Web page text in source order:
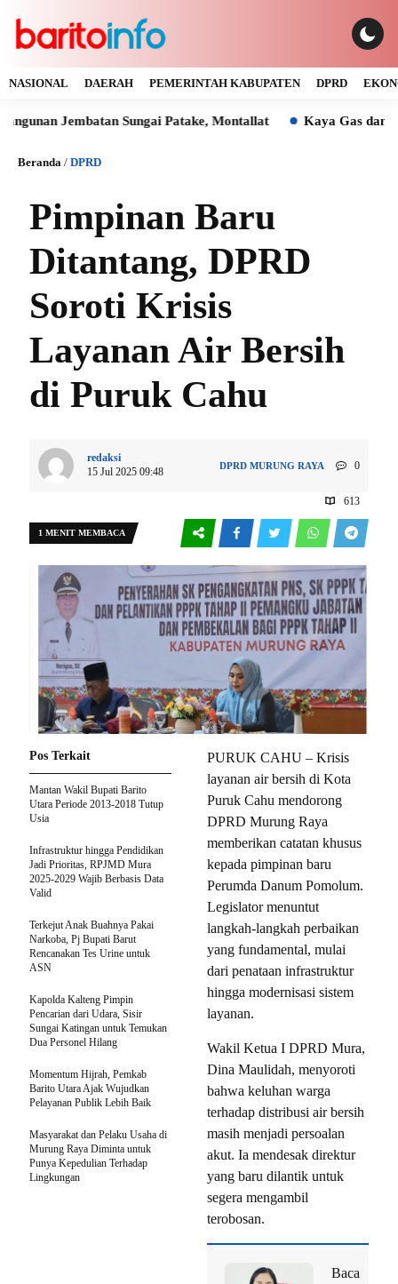
NASIONAL DAERAH PEMERINTAH KABUPATEN DPRD
Jembatan Sungai Patake, Montallat Kaya Gas dan Batu
Beranda / DPRD
Pimpinan Baru
Ditantang, DPRD
Soroti Krisis
Layanan Air Bersih
di Puruk Cahu
redaksi
15 Jul 2025 09:48
DPRD MURUNG RAYA 0
613
1 MENIT MEMBACA
PURUK CAHU – Krisis
layanan air bersih di Kota
Puruk Cahu mendorong
DPRD Murung Raya
memberikan catatan khusus
kepada pimpinan baru
Perumda Danum Pomolum.
Legislator menuntut
langkah-langkah perbaikan
yang fundamental, mulai
dari penataan infrastruktur
hingga modernisasi sistem
layanan.
Wakil Ketua I DPRD Mura,
Dina Maulidah, menyoroti
bahwa keluhan warga
terhadap distribusi air bersih
masih menjadi persoalan
akut. Ia mendesak direktur
yang baru dilantik untuk
segera mengambil
terobosan.
Baca
Pos Terkait
Mantan Wakil Bupati Barito
Utara Periode 2013-2018 Tutup
Usia
Infrastruktur hingga Pendidikan
Jadi Prioritas, RPJMD Mura
2025-2029 Wajib Berbasis Data
Valid
Terkejut Anak Buahnya Pakai
Narkoba, Pj Bupati Barut
Rencanakan Tes Urine untuk
ASN
Kapolda Kalteng Pimpin
Pencarian dari Udara, Sisir
Sungai Katingan untuk Temukan
Dua Personel Hilang
Momentum Hijrah, Pemkab
Barito Utara Ajak Wujudkan
Pelayanan Publik Lebih Baik
Masyarakat dan Pelaku Usaha di
Murung Raya Diminta untuk
Punya Kepedulian Terhadap
Lingkungan